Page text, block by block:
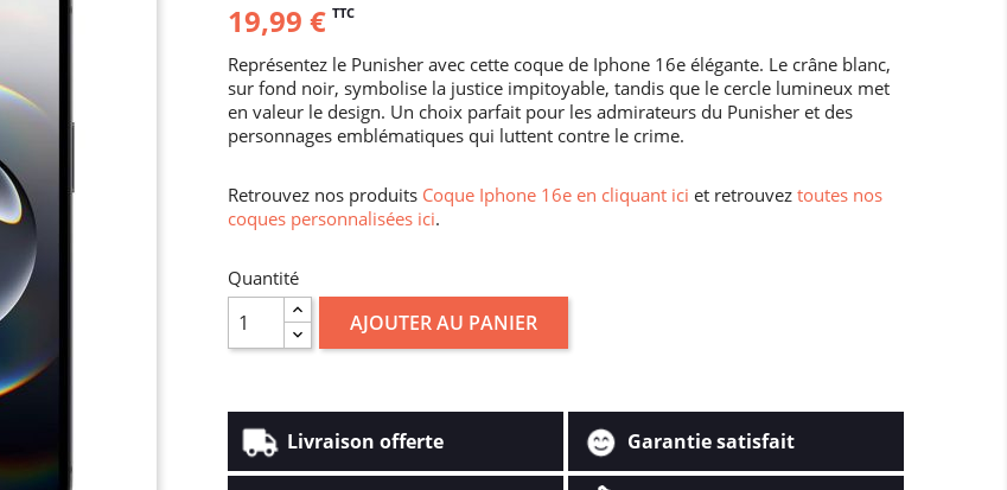
19,99 € TTC
Représentez le Punisher avec cette coque de Iphone 16e élégante. Le crâne blanc,
sur fond noir, symbolise la justice impitoyable, tandis que le cercle lumineux met
en valeur le design. Un choix parfait pour les admirateurs du Punisher et des
personnages emblématiques qui luttent contre le crime.
Retrouvez nos produits Coque Iphone 16e en cliquant ici et retrouvez toutes nos
coques personnalisées ici.
Quantité
AJOUTER AU PANIER
Livraison offerte Garantie satisfait